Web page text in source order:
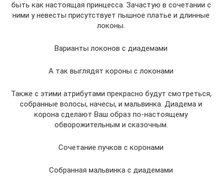
быть как настоящая принцесса. Зачастую в сочетании с
ними у невесты присутствует пышное платье и длинные
локоны.
Варианты локонов с диадемами
А так выглядят короны с локонами
Также с этими атрибутами прекрасно будут смотреться,
собранные волосы, начесы, и мальвинка. Диадема и
корона сделают Ваш образ по-настоящему
обворожительным и сказочным.
Сочетание пучков с коронами
Собранная мальвинка с диадемами